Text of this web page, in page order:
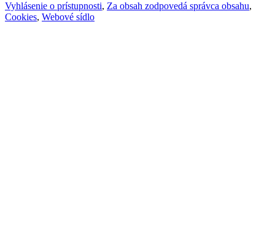
Vyhlásenie o prístupnosti, Za obsah zodpovedá správca obsahu,
Cookies, Webové sídlo